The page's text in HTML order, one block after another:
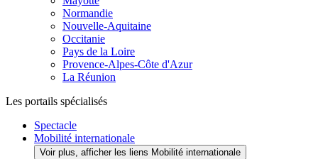
Normandie
Nouvelle-Aquitaine
Occitanie
Pays de la Loire
Provence-Alpes-Côte d'Azur
La Réunion
Les portails spécialisés
Spectacle
Mobilité internationale
Voir plus, afficher les liens Mobilité internationale